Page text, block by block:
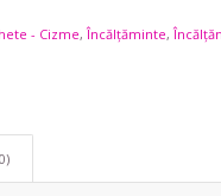
- Cizme,Încălțăminte,